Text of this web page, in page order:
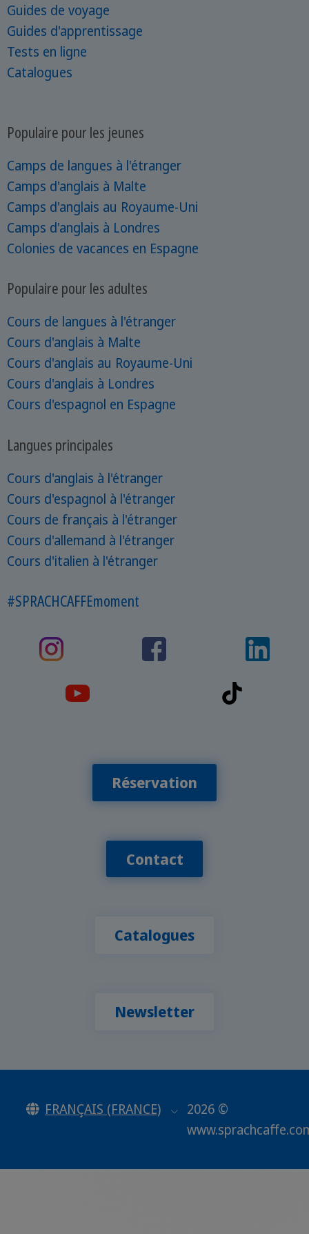
Guides de voyage
Guides d'apprentissage
Tests en ligne
Catalogues
Populaire pour les jeunes
Camps de langues à l'étranger
Camps d'anglais à Malte
Camps d'anglais au Royaume-Uni
Camps d'anglais à Londres
Colonies de vacances en Espagne
Populaire pour les adultes
Cours de langues à l'étranger
Cours d'anglais à Malte
Cours d'anglais au Royaume-Uni
Cours d'anglais à Londres
Cours d'espagnol en Espagne
Langues principales
Cours d'anglais à l'étranger
Cours d'espagnol à l'étranger
Cours de français à l'étranger
Cours d'allemand à l'étranger
Cours d'italien à l'étranger
#SPRACHCAFFEmoment
Réservation
Contact
Catalogues
Newsletter
FRANÇAIS (FRANCE)
2026 ©